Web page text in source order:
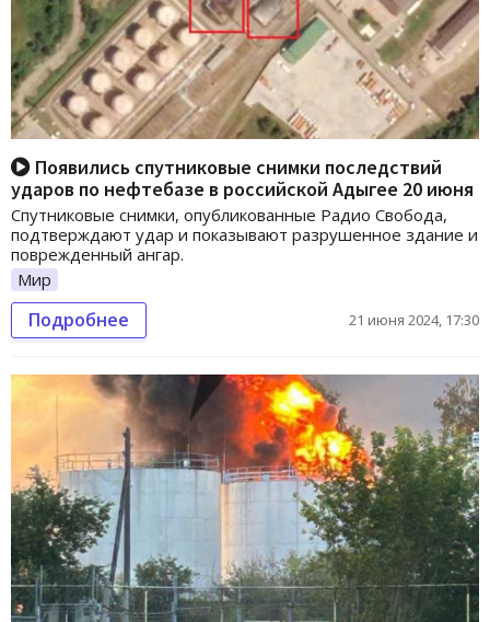
Появились спутниковые снимки последствий
ударов по нефтебазе в российской Адыгее 20 июня
Спутниковые снимки, опубликованные Радио Свобода,
подтверждают удар и показывают разрушенное здание и
поврежденный ангар.
Мир
Подробнее 21 июня 2024, 17:30